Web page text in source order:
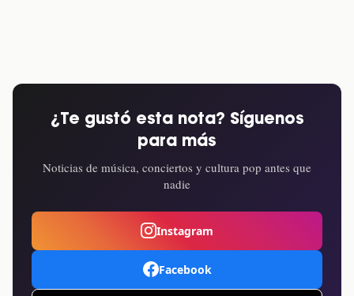
¿Te gustó esta nota? Síguenos
para más
Noticias de música, conciertos y cultura pop antes que
nadie
Instagram
Facebook